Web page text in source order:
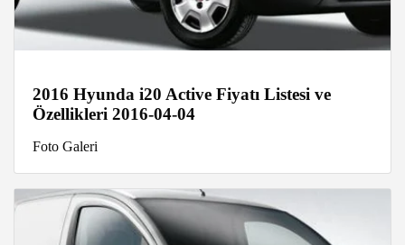
2016 Hyunda i20 Active Fiyatı Listesi ve
Özellikleri 2016-04-04
Foto Galeri